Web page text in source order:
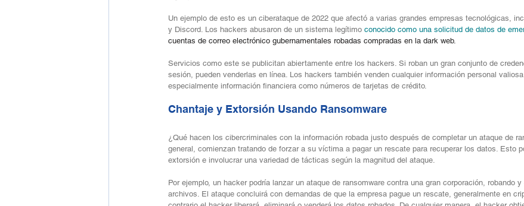
Un ejemplo de esto es un ciberataque de 2022 que afectó a varias grandes empresas tecnológicas,
y Discord. Los hackers abusaron de un sistema legítimo conocido como una solicitud de datos de
cuentas de correo electrónico gubernamentales robadas compradas en la dark web.
Servicios como este se publicitan abiertamente entre los hackers. Si roban un gran conjunto de
sesión, pueden venderlas en línea. Los hackers también venden cualquier información personal
especialmente información financiera como números de tarjetas de crédito.
Chantaje y Extorsión Usando Ransomware
¿Qué hacen los cibercriminales con la información robada justo después de completar un ataque de
general, comienzan tratando de forzar a su víctima a pagar un rescate para recuperar los datos. Esto
extorsión e involucrar una variedad de tácticas según la magnitud del ataque.
Por ejemplo, un hacker podría lanzar un ataque de ransomware contra una gran corporación, robando
archivos. El ataque concluirá con demandas de que la empresa pague un rescate, generalmente en